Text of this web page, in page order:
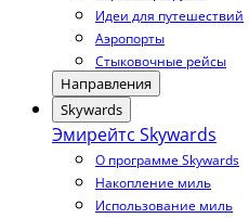
Идеи для путешествий
Аэропорты
Стыковочные рейсы
Направления
Skywards
Эмирейтс Skywards
О программе Skywards
Накопление миль
Использование миль